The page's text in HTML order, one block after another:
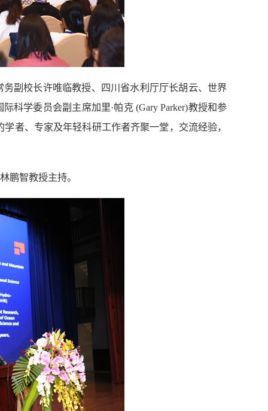
副校长许唯临教授、四川省水利厅厅长胡云、世界
科学委员会副主席加里·帕克 (Gary Parker)教授和参
者、专家及年轻科研工作者齐聚一堂，交流经验，
鹏智教授主持。